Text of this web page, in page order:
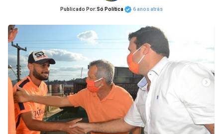
Publicado Por:Só Política 6 anos atrás